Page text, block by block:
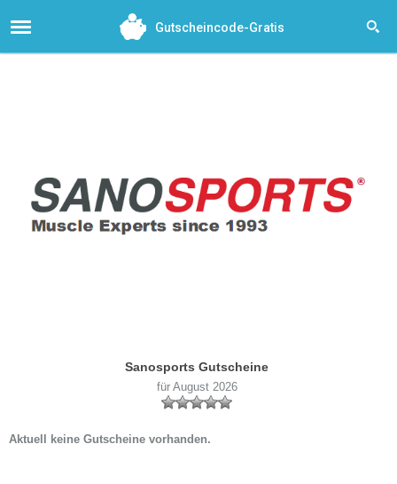
Gutscheincode-Gratis
Sanosports Gutscheine
für August 2026
Aktuell keine Gutscheine vorhanden.